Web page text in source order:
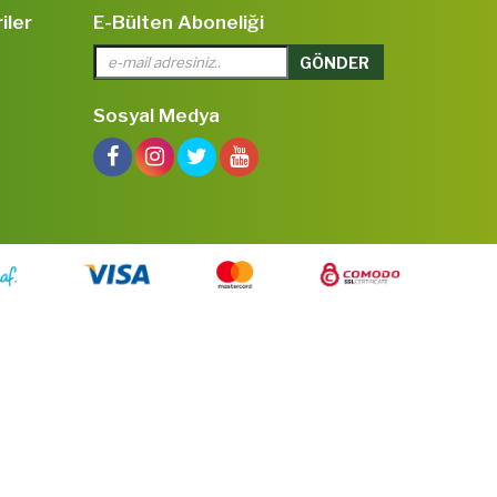
E-Bülten Aboneliği
Sosyal Medya